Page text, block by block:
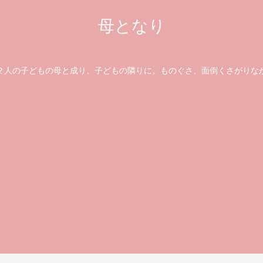
母となり
子どもの母と成り、子どもの隣りに。ものぐさ、面倒くさがりな